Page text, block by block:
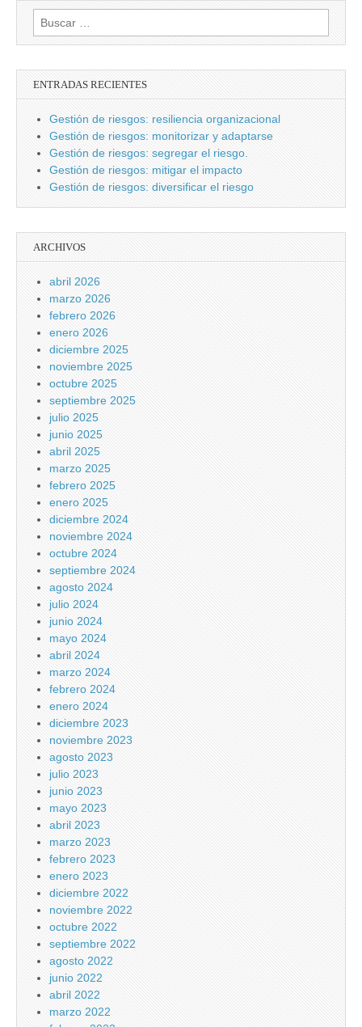
Buscar:
ENTRADAS RECIENTES
Gestión de riesgos: resiliencia organizacional
Gestión de riesgos: monitorizar y adaptarse
Gestión de riesgos: segregar el riesgo.
Gestión de riesgos: mitigar el impacto
Gestión de riesgos: diversificar el riesgo
ARCHIVOS
abril 2026
marzo 2026
febrero 2026
enero 2026
diciembre 2025
noviembre 2025
octubre 2025
septiembre 2025
julio 2025
junio 2025
abril 2025
marzo 2025
febrero 2025
enero 2025
diciembre 2024
noviembre 2024
octubre 2024
septiembre 2024
agosto 2024
julio 2024
junio 2024
mayo 2024
abril 2024
marzo 2024
febrero 2024
enero 2024
diciembre 2023
noviembre 2023
agosto 2023
julio 2023
junio 2023
mayo 2023
abril 2023
marzo 2023
febrero 2023
enero 2023
diciembre 2022
noviembre 2022
octubre 2022
septiembre 2022
agosto 2022
junio 2022
abril 2022
marzo 2022